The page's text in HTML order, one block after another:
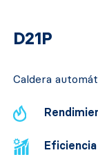
D21P
Caldera